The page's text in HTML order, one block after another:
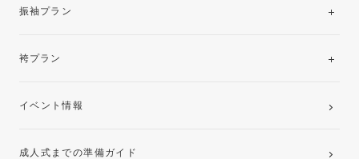
振袖プラン
レンタルプラン
袴プラン
卒業袴レンタルプラン
イベント情報
成人式までの準備ガイド